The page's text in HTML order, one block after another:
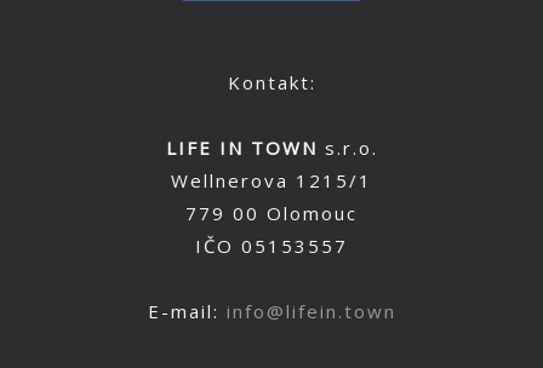
Kontakt:
LIFE IN TOWN s.r.o.
Wellnerova 1215/1
779 00 Olomouc
IČO 05153557
E-mail: info@lifein.town